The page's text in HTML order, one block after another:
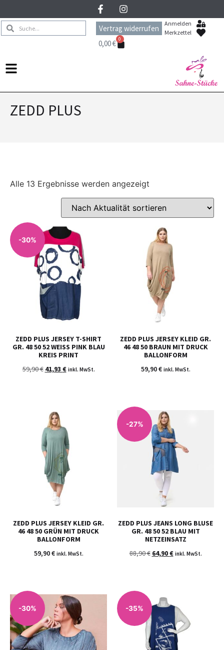
Vertrag widerrufen
Anmelden
Merkzettel
0,00€ 0
ZEDD PLUS
Alle 13 Ergebnisse werden angezeigt
-30%
ZEDD PLUS JERSEY T-SHIRT
GR. 48 50 52 WEISS PINK BLAU K
REIS PRINT
59,90€ 41,93 € inkl. MwSt.
ZEDD PLUS JERSEY KLEID GR.
46 48 50 BRAUN MIT DRUCK
BALLONFORM
59,90€ inkl. MwSt.
ZEDD PLUS JERSEY KLEID GR.
46 48 50 GRÜN MIT DRUCK
BALLONFORM
59,90€ inkl. MwSt.
-27%
ZEDD PLUS JEANS LONG BLUSE
GR. 48 50 52 BLAU MIT
NETZEINSATZ
88,90€ 64,90€ inkl. MwSt.
-30% -35%